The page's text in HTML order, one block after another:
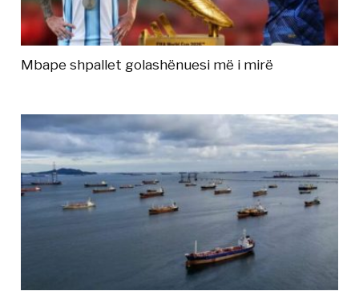
Mbape shpallet golashënuesi më i mirë